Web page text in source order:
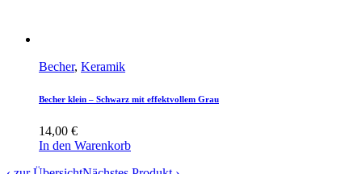
Becher, Keramik
Becher klein – Schwarz mit effektvollem Grau
14,00 €
In den Warenkorb